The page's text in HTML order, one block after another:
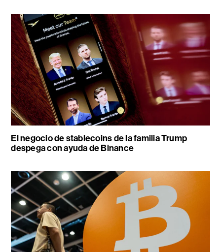
El negocio de stablecoins de la familia Trump
despega con ayuda de Binance